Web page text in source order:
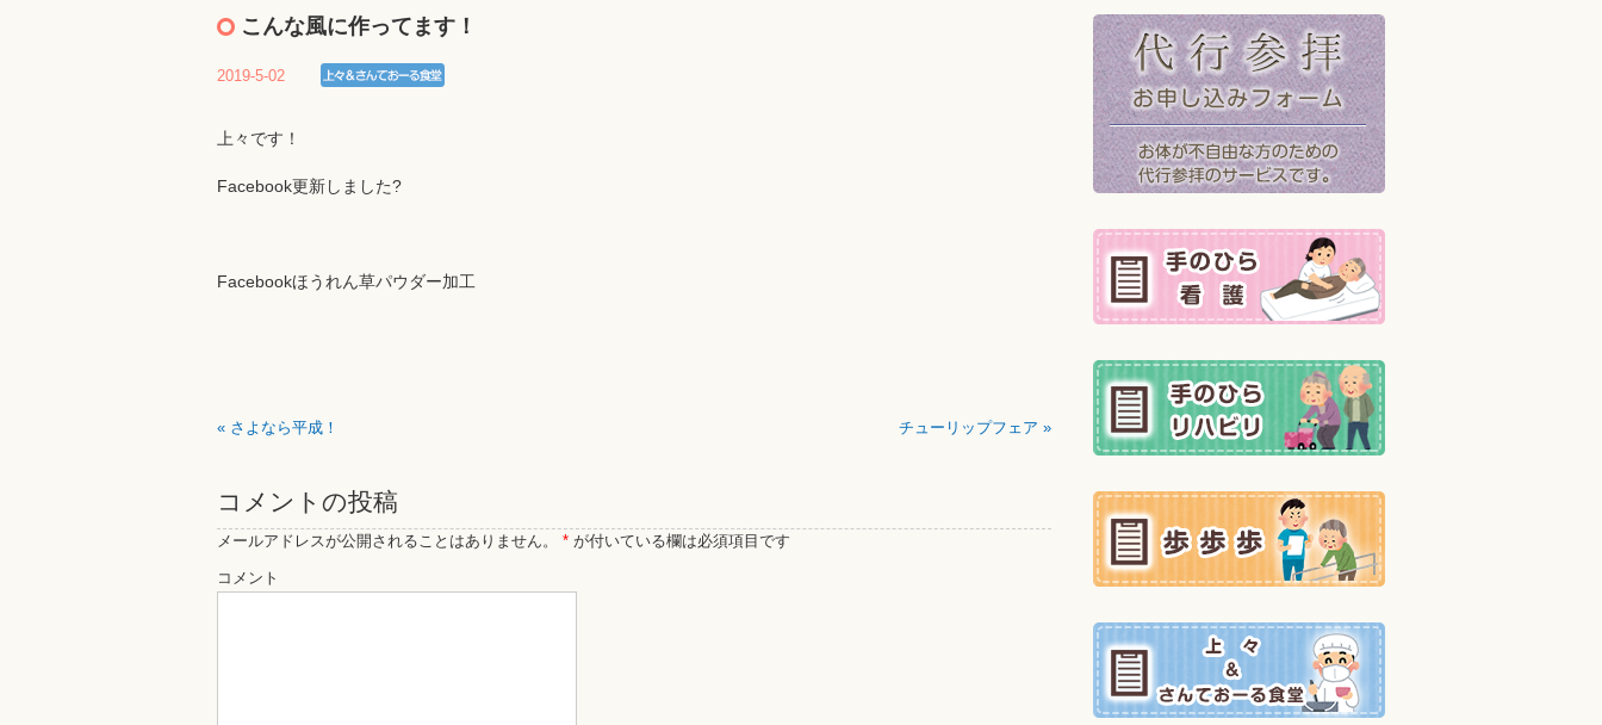
こんな風に作ってます！
2019-5-02
上々です！
Facebook更新しました?
Facebookほうれん草パウダー加工
« さよなら平成！ チューリップフェア »
コメントの投稿
メールアドレスが公開されることはありません。 * が付いている欄は必須項目です
コメント